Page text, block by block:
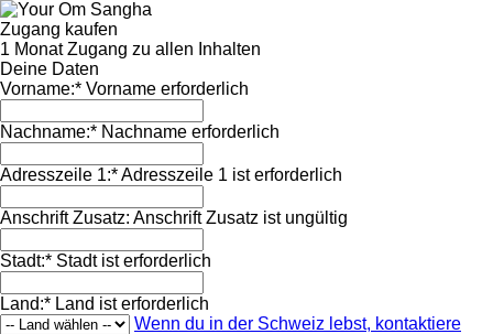
Zugang kaufen
1 Monat Zugang zu allen Inhalten
Deine Daten
Vorname:* Vorname erforderlich
Nachname:* Nachname erforderlich
Adresszeile 1:*Adresszeile 1 ist erforderlich
Anschrift Zusatz: Anschrift Zusatz ist ungültig
Stadt:* Stadt ist erforderlich
Land:* Land ist erforderlich
Wenn du in der Schweiz lebst, kontaktiere